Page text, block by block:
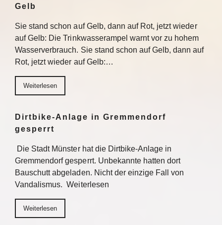
Gelb
Sie stand schon auf Gelb, dann auf Rot, jetzt wieder
auf Gelb: Die Trinkwasserampel warnt vor zu hohem
Wasserverbrauch. Sie stand schon auf Gelb, dann auf
Rot, jetzt wieder auf Gelb:…
Weiterlesen
Dirtbike-Anlage in Gremmendorf
gesperrt
Die Stadt Münster hat die Dirtbike-Anlage in
Gremmendorf gesperrt. Unbekannte hatten dort
Bauschutt abgeladen. Nicht der einzige Fall von
Vandalismus. Weiterlesen
Weiterlesen